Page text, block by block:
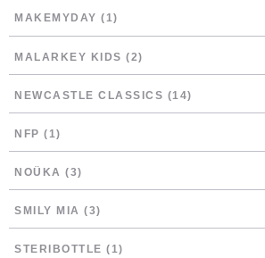
MAKEMYDAY (1)
MALARKEY KIDS (2)
NEWCASTLE CLASSICS (14)
NFP (1)
NOÜKA (3)
SMILY MIA (3)
STERIBOTTLE (1)